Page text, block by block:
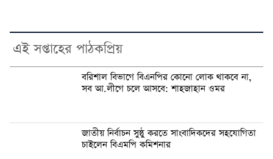
এই সপ্তাহের পাঠকপ্রিয়
বরিশাল বিভাগে বিএনপির কোনো লোক থাকবে না,
সব আ.লীগে চলে আসবে: শাহজাহান ওমর
জাতীয় নির্বাচন সুষ্ঠু করতে সাংবাদিকদের সহযোগিতা
চাইলেন বিএমপি কমিশনার